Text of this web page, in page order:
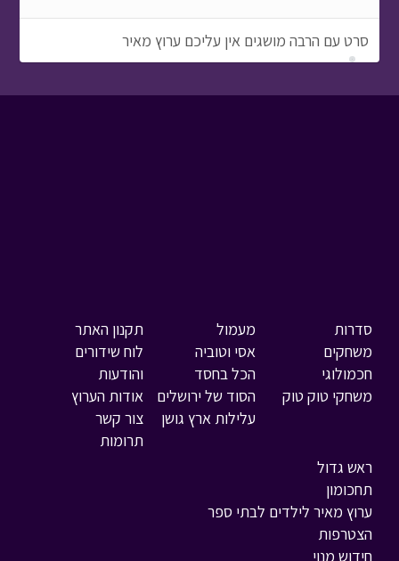
סרט עם הרבה מושגים אין עליכם ערוץ מאיר
סדרות
משחקים
חכמולוגי
משחקי טוק טוק
מעמול
אסי וטוביה
הכל בחסד
הסוד של ירושלים
עלילות ארץ גושן
ראש גדול
תחכומון
ערוץ מאיר לילדים לבתי ספר
הצטרפות
חידוש מנוי
תקנון האתר
לוח שידורים
והודעות
אודות הערוץ
צור קשר
תרומות